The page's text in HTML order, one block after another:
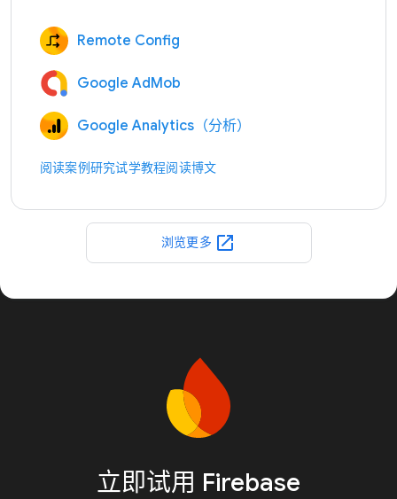
Remote Config
Google AdMob
Google Analytics（分析）
阅读案例研究试学教程阅读博文
浏览更多 open_in_new
立即试用 Firebase